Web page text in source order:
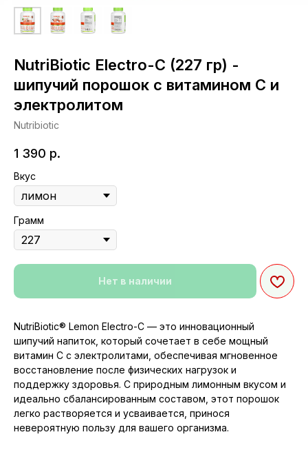
NutriBiotic Electro-C (227 гр) -
шипучий порошок с витамином С и
электролитом
Nutribiotic
1 390 р.
Вкус
Грамм
Нет в наличии
NutriBiotic® Lemon Electro-C — это инновационный
шипучий напиток, который сочетает в себе мощный
витамин C с электролитами, обеспечивая мгновенное
восстановление после физических нагрузок и
поддержку здоровья. С природным лимонным вкусом и
идеально сбалансированным составом, этот порошок
легко растворяется и усваивается, принося
невероятную пользу для вашего организма.